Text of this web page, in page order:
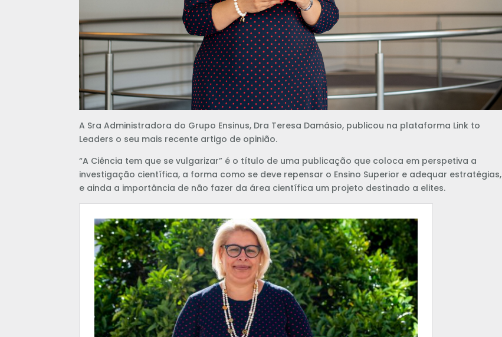
A Sra Administradora do Grupo Ensinus, Dra Teresa Damásio, publicou na plataforma Link to
Leaders o seu mais recente artigo de opinião.
“A Ciência tem que se vulgarizar” é o título de uma publicação que coloca em perspetiva a
investigação científica, a forma como se deve repensar o Ensino Superior e adequar estratégias,
e ainda a importância de não fazer da área científica um projeto destinado a elites.